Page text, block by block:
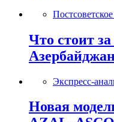
Что стоит
Экспресс-
Новая